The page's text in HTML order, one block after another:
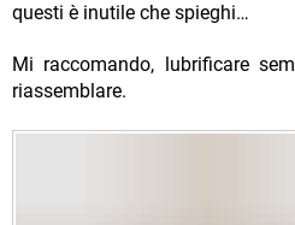
questi è inutile che spieghi…
Mi raccomando, lubrificare
riassemblare.